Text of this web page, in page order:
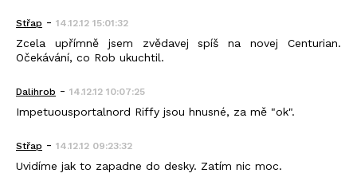
Střap - 14.12.12 15:01:32
Zcela upřímně jsem zvědavej spíš na novej Centurian.
Očekávání, co Rob ukuchtil.
Dalihrob - 14.12.12 10:07:25
Impetuousportalnord Riffy jsou hnusné, za mě "ok".
Střap - 14.12.12 09:23:32
Uvidíme jak to zapadne do desky. Zatím nic moc.